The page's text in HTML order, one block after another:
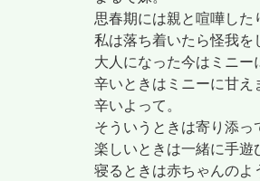
思春期には親と喧嘩した
私は落ち着いたら怪我を
大人になった今はミニー
辛いときはミニーに甘え
辛いよって。
そういうときは寄り添っ
楽しいときは一緒に手遊
寝るときは赤ちゃんのよ